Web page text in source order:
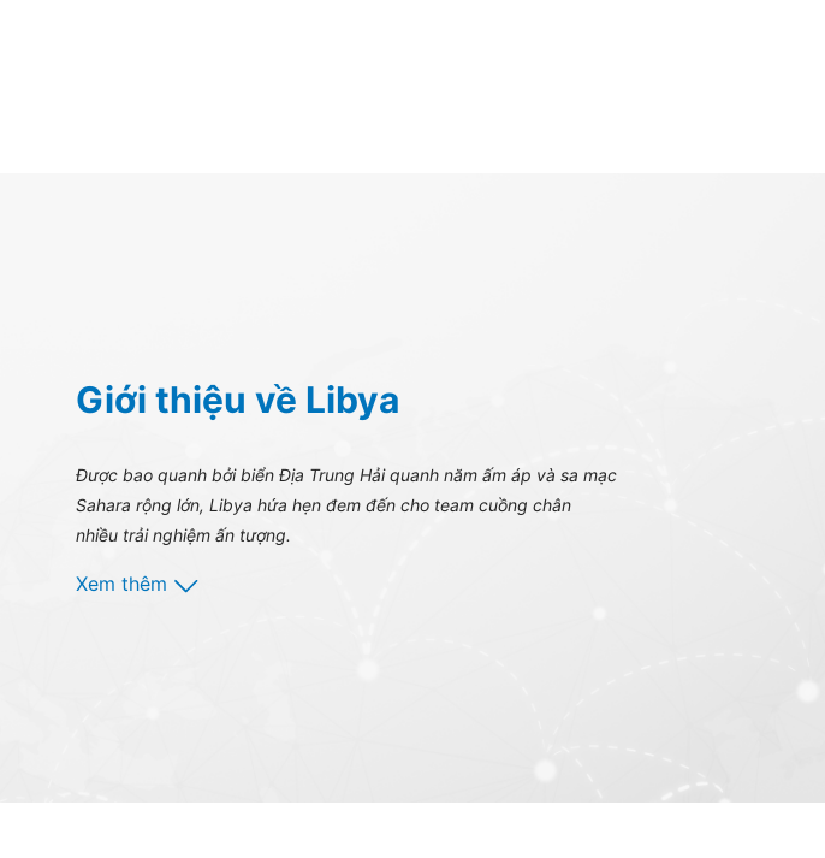
Giới thiệu về Libya
Được bao quanh bởi biển Địa Trung Hải quanh năm ấm áp và sa mạc
Sahara rộng lớn, Libya hứa hẹn đem đến cho team cuồng chân
nhiều trải nghiệm ấn tượng.
Xem thêm